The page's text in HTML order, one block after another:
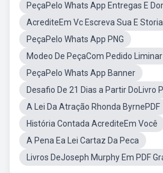
PeçaPelo Whats App Entregas E
AcrediteEm Vc Escreva Sua E Storia
PeçaPelo Whats App PNG
Modeo De PeçaCom Pedido Liminar
PeçaPelo Whats App Banner
Desafio De 21 Dias a Partir DoLivro
A Lei Da Atração Rhonda ByrnePDF
História Contada AcrediteEm Você
A Pena Ea Lei Cartaz Da Peca
Livros DeJoseph Murphy Em PDF